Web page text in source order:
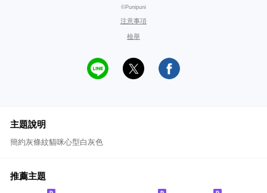
©Punipuni
注意事項
檢舉
主題說明
簡約灰條紋貓咪心型白灰色
推薦主題